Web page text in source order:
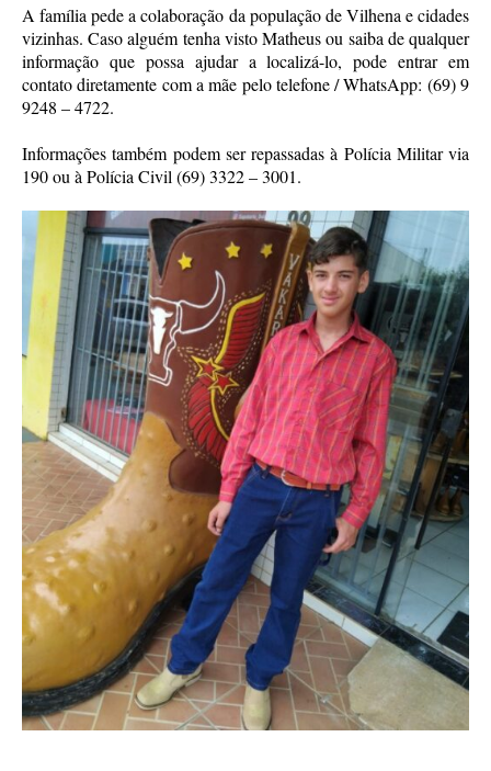
A família pede a colaboração da população de Vilhena e cidades
vizinhas. Caso alguém tenha visto Matheus ou saiba de qualquer
informação que possa ajudar a localizá-lo, pode entrar em
contato diretamente com a mãe pelo telefone / WhatsApp: (69) 9
9248 – 4722.
Informações também podem ser repassadas à Polícia Militar via
190 ou à Polícia Civil (69) 3322 – 3001.